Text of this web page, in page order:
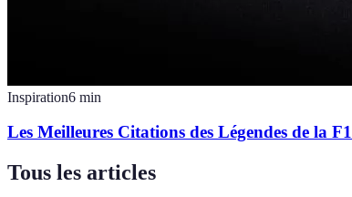
Inspiration6 min
Les Meilleures Citations des Légendes de la F1
Tous les articles